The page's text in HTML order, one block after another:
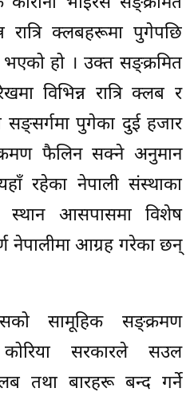
रात्रि क्लबहरूमा पुगेपछि
हो । उक्त सङ्क्रमित
विभिन्न रात्रि क्लब र
पुगेका दुई हजार
फैलिन सक्ने अनुमान
रहेका नेपाली संस्थाका
स्थान आसपासमा विशेष
नेपालीमा आग्रह गरेका छन्
सामूहिक सङ्क्रमण
सरकारले सउल
तथा बारहरू बन्द गर्ने